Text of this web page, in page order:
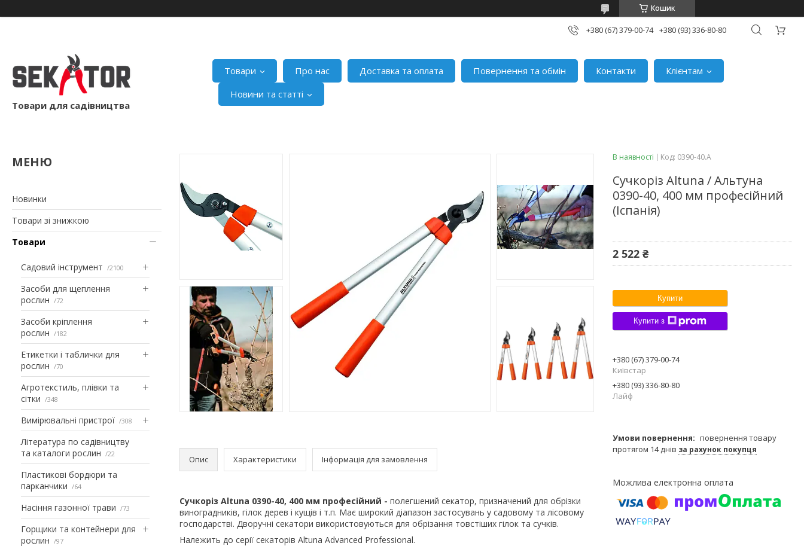
Кошик
+380 (67) 379-00-74 +380 (93) 336-80-80
Товари для садівництва
Товари Про нас Доставка та оплата Повернення та обмін Контакти
Клієнтам
Новини та статті
Новинки
Товари зі знижкою
Товари
Садовий інструмент 2100
Засоби для щеплення
рослин
72
Засоби кріплення
рослин
182
Етикетки і таблички для
рослин
70
Агротекстиль, плівки та
сітки
348
Вимірювальні пристрої 308
Література по садівництву
та каталоги рослин
22
Пластикові бордюри та
парканчики
64
Насіння газонної трави 73
Горщики та контейнери для
рослин
97
Опис Характеристики Інформація для замовлення
Сучкоріз Altuna 0390-40, 400 мм професійний - полегшений секатор, призначений для обрізки
виноградників, гілок дерев і кущів і т.п. Має широкий діапазон застосувань у садовому та лісовому
господарстві. Дворучні секатори використовуються для обрізання товстіших гілок та сучків.
Належить до серії секаторів Altuna Advanced Professional.
В наявності Код: 0390-40.A
Сучкоріз Altuna / Альтуна
0390-40, 400 мм професійний
(Іспанія)
2 522 ₴
Купити
Купити з
+380 (67) 379-00-74
Київстар
+380 (93) 336-80-80
Лайф
повернення товару
протягом 14 днів за рахунок покупця